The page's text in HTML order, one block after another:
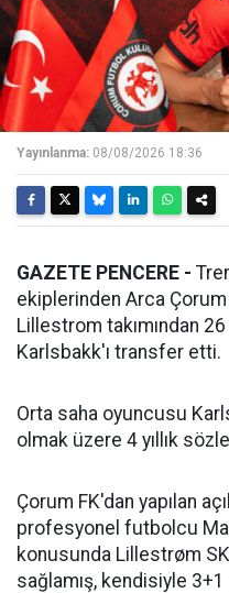
Yayınlanma: 08/08/2026 18:36
GAZETE PENCERE -
ekiplerinden Arca
Lillestrom takımından
Karlsbakk'ı transfer etti.
Orta saha oyuncusu
olmak üzere 4 yıllık
Çorum FK'dan yapılan
profesyonel futbolcu
konusunda Lillestrøm
sağlamış, kendisiyle 3+1